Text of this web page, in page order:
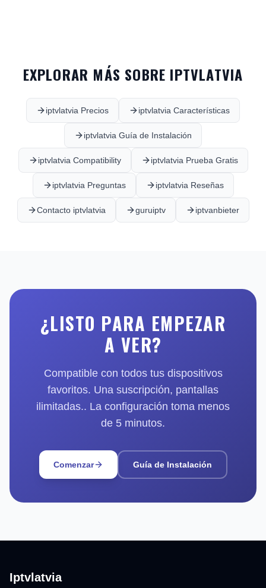
EXPLORAR MÁS SOBRE IPTVLATVIA
iptvlatvia Precios iptvlatvia Características
iptvlatvia Guía de Instalación
iptvlatvia Compatibility iptvlatvia Prueba Gratis
iptvlatvia Preguntas iptvlatvia Reseñas
Contacto iptvlatvia guruiptv iptvanbieter
¿LISTO PARA EMPEZAR
A VER?
Compatible con todos tus dispositivos
favoritos. Una suscripción, pantallas
ilimitadas.. La configuración toma menos
de 5 minutos.
Comenzar Guía de Instalación
Iptvlatvia